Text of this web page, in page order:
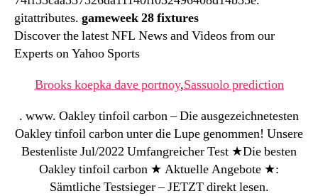
gitattributes. gameweek 28 fixtures
Discover the latest NFL News and Videos from our
Experts on Yahoo Sports
Brooks koepka dave portnoy,Sassuolo prediction
. www. Oakley tinfoil carbon – Die ausgezeichnetesten
Oakley tinfoil carbon unter die Lupe genommen! Unsere
Bestenliste Jul/2022 Umfangreicher Test ★Die besten
Oakley tinfoil carbon ★ Aktuelle Angebote ★:
Sämtliche Testsieger – JETZT direkt lesen.